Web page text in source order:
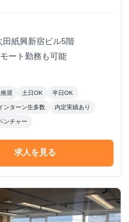
紙興新宿ビル5階
ート勤務も可能
奨 土日OK 半日OK
ンターン生多数 内定実績あり
ンチャー
求人を見る